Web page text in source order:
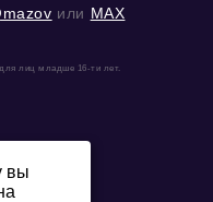
или MAX
для лиц младше 16-ти лет.
вы